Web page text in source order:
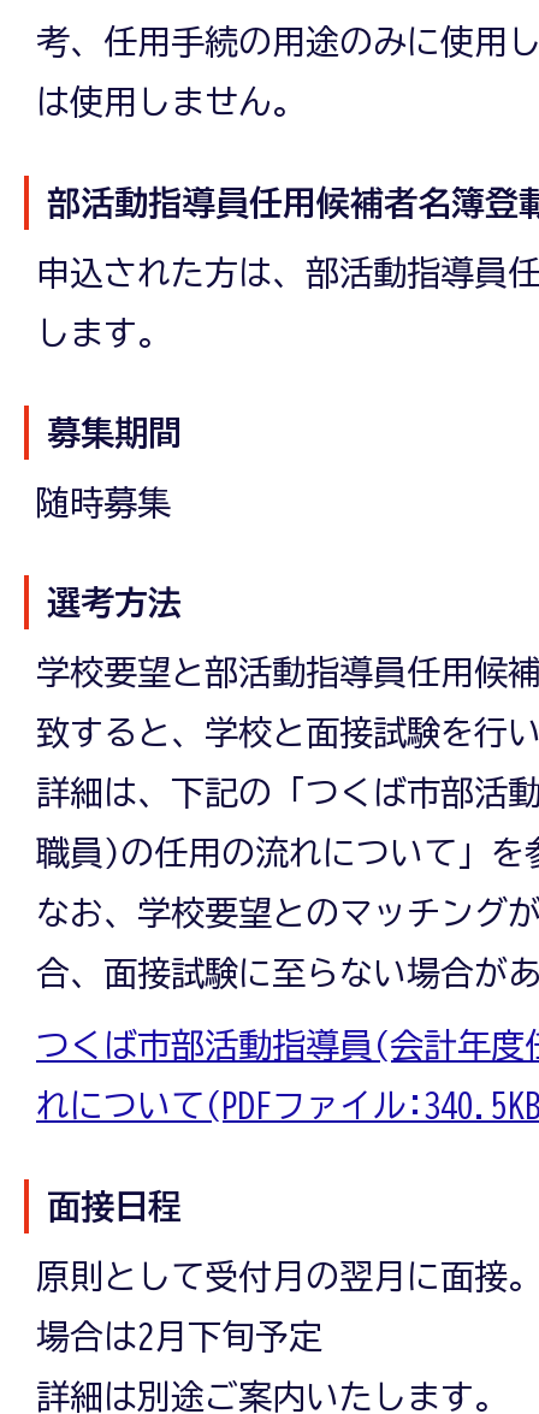
考、任用手続の用途のみに使用
は使用しません。
部活動指導員任用候補者名簿登
申込された方は、部活動指導員
します。
募集期間
随時募集
選考方法
学校要望と部活動指導員任用候
致すると、学校と面接試験を行
詳細は、下記の「つくば市部活
職員)の任用の流れについて」を
なお、学校要望とのマッチング
合、面接試験に至らない場合が
つくば市部活動指導員(会計年
れについて(PDFファイル
面接日程
原則として受付月の翌月に面接
場合は2月下旬予定
詳細は別途ご案内いたします。